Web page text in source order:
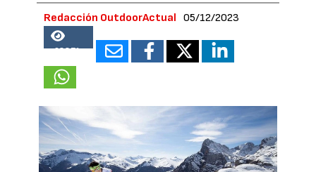
Redacción OutdoorActual 05/12/2023
68871